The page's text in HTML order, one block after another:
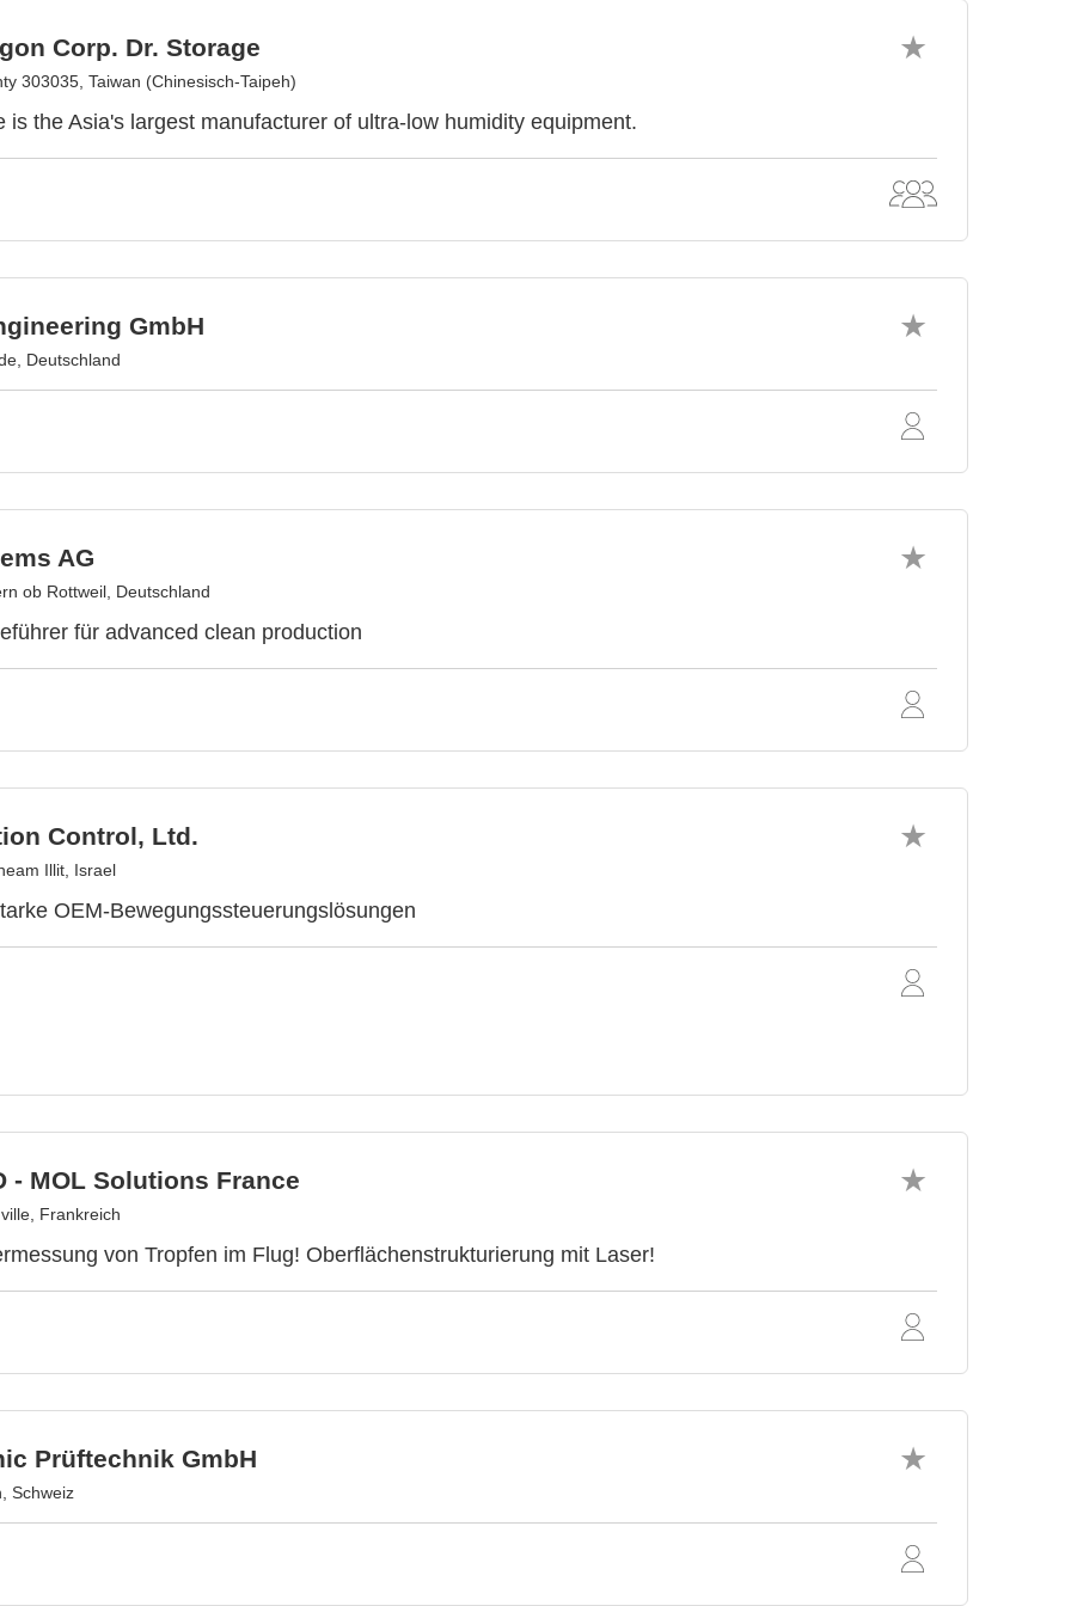
Corp. Dr. Storage
303035, Taiwan (Chinesisch-Taipeh)
is the Asia's largest manufacturer of ultra-low humidity equipment.
GmbH
Deutschland
AG
ob Rottweil, Deutschland
für advanced clean production
Control, Ltd.
Illit, Israel
OEM-Bewegungssteuerungslösungen
- MOL Solutions France
Frankreich
von Tropfen im Flug! Oberflächenstrukturierung mit Laser!
Prüftechnik GmbH
Schweiz